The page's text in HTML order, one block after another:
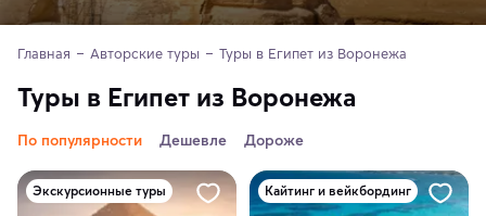
Главная Авторские туры Туры в Египет из Воронежа
Туры в Египет из Воронежа
По популярности Дешевле Дороже
Экскурсионные туры Кайтинг и вейкбординг